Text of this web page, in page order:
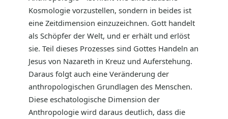
Kosmologie vorzustellen, sondern in beides ist
eine Zeitdimension einzuzeichnen. Gott handelt
als Schöpfer der Welt, und er erhält und erlöst
sie. Teil dieses Prozesses sind Gottes Handeln an
Jesus von Nazareth in Kreuz und Auferstehung.
Daraus folgt auch eine Veränderung der
anthropologischen Grundlagen des Menschen.
Diese eschatologische Dimension der
Anthropologie wird daraus deutlich, dass die